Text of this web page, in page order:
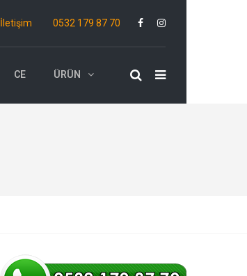
İletişim 0532 179 87 70
CE ÜRÜN